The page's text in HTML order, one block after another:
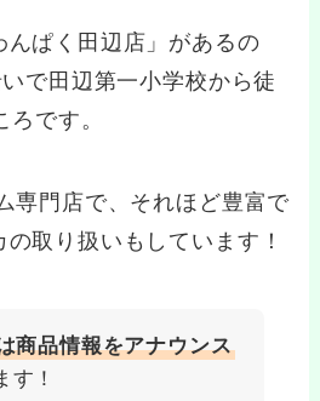
んぱく田辺店」があるの
で田辺第一小学校から徒
です。
専門店で、それほど豊富で
取り扱いもしています！
商品情報をアナウンス
す！